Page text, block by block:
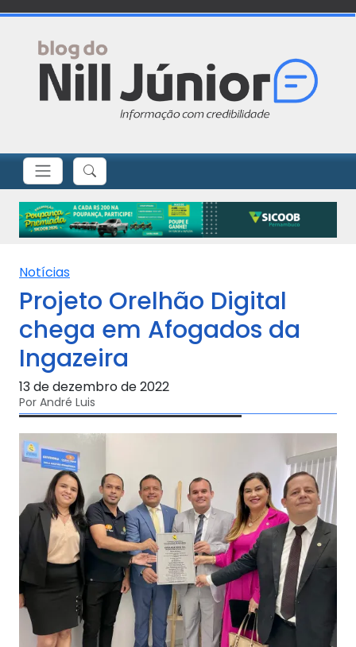
Notícias
Projeto Orelhão Digital
chega em Afogados da
Ingazeira
13 de dezembro de 2022
Por André Luis